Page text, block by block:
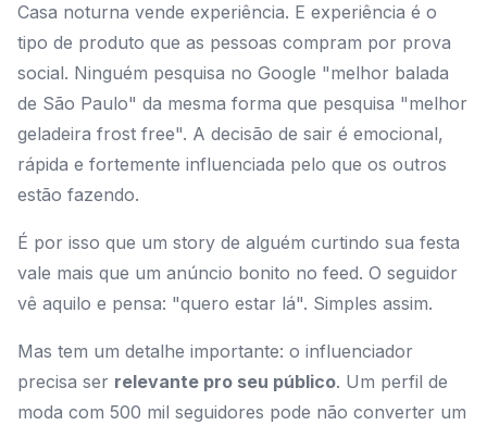
Casa noturna vende experiência. E experiência é o
tipo de produto que as pessoas compram por prova
social. Ninguém pesquisa no Google "melhor balada
de São Paulo" da mesma forma que pesquisa "melhor
geladeira frost free". A decisão de sair é emocional,
rápida e fortemente influenciada pelo que os outros
estão fazendo.
É por isso que um story de alguém curtindo sua festa
vale mais que um anúncio bonito no feed. O seguidor
vê aquilo e pensa: "quero estar lá". Simples assim.
Mas tem um detalhe importante: o influenciador
precisa ser relevante pro seu público. Um perfil de
moda com 500 mil seguidores pode não converter um